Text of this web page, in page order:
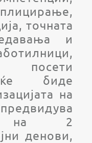
точната
и
ќе биде
на
на 2
денови,